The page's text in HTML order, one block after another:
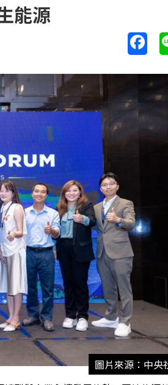
能源
圖片來源：中央